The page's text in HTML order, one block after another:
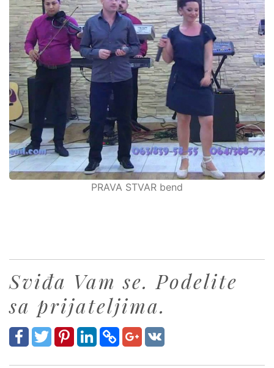
PRAVA STVAR bend
Sviđa Vam se. Podelite
sa prijateljima.